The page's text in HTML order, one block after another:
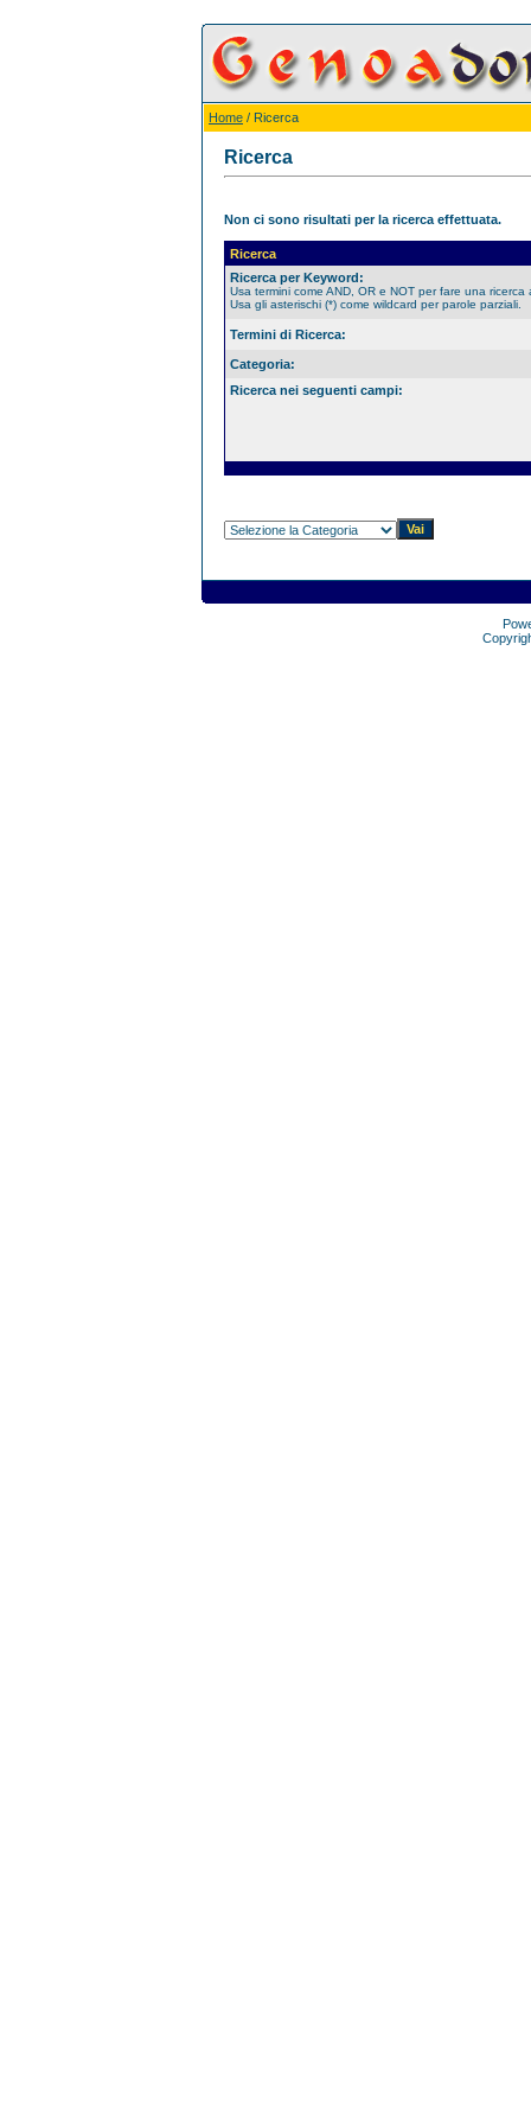
Home / Ricerca
Ricerca
Non ci sono risultati per la ricerca effettuata.
Ricerca
Ricerca per Keyword:
Usa termini come AND, OR e NOT per fare una ricerca
Usa gli asterischi (*) come wildcard per parole parziali.
Termini di Ricerca:
Categoria:
Ricerca nei seguenti campi: